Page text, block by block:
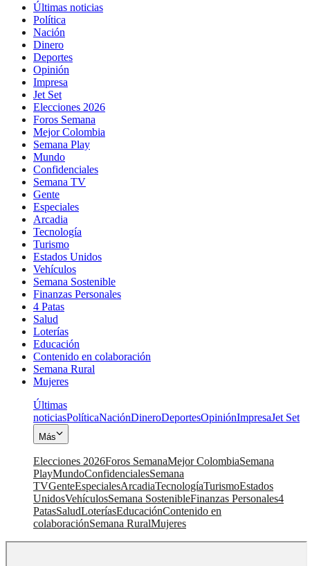
Últimas noticias
Política
Nación
Dinero
Deportes
Opinión
Impresa
Jet Set
Elecciones 2026
Foros Semana
Mejor Colombia
Semana Play
Mundo
Confidenciales
Semana TV
Gente
Especiales
Arcadia
Tecnología
Turismo
Estados Unidos
Vehículos
Semana Sostenible
Finanzas Personales
4 Patas
Salud
Loterías
Educación
Contenido en colaboración
Semana Rural
Mujeres
Últimas
noticiasPolíticaNaciónDineroDeportesOpiniónImpresaJet Set
Más
Elecciones 2026Foros SemanaMejor ColombiaSemana
PlayMundoConfidencialesSemana
TVGenteEspecialesArcadiaTecnologíaTurismoEstados
UnidosVehículosSemana SostenibleFinanzas Personales4
PatasSaludLoteríasEducaciónContenido en
colaboraciónSemana RuralMujeres